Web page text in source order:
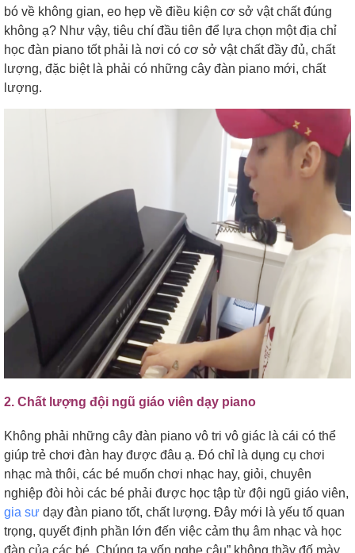
bó về không gian, eo hẹp về điều kiện cơ sở vật chất đúng
không ạ? Như vậy, tiêu chí đầu tiên để lựa chọn một địa chỉ
học đàn piano tốt phải là nơi có cơ sở vật chất đầy đủ, chất
lượng, đặc biệt là phải có những cây đàn piano mới, chất
lượng.
2. Chất lượng đội ngũ giáo viên dạy piano
Không phải những cây đàn piano vô tri vô giác là cái có thể
giúp trẻ chơi đàn hay được đâu ạ. Đó chỉ là dụng cụ chơi
nhạc mà thôi, các bé muốn chơi nhạc hay, giỏi, chuyên
nghiệp đòi hòi các bé phải được học tập từ đội ngũ giáo viên,
gia sư dạy đàn piano tốt, chất lượng. Đây mới là yếu tố quan
trọng, quyết định phần lớn đến việc cảm thụ âm nhạc và học
đàn của các bé. Chúng ta vốn nghe câu” không thầy đố mày